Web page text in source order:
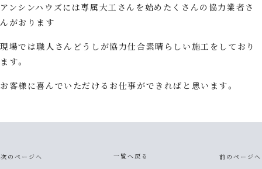
アンシンハウズには専属大工さんを始めたくさんの協力業者さ
んがおります
現場では職人さんどうしが協力仕合素晴らしい施工をしており
ます。
お客様に喜んでいただけるお仕事ができればと思います。
次のページへ 一覧へ戻る 前のページへ